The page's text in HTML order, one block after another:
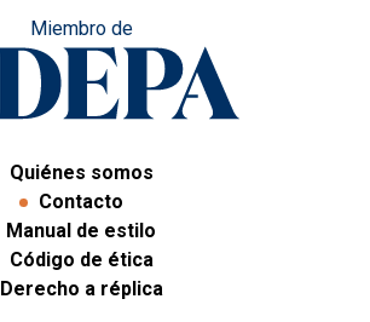
Miembro de
Quiénes somos
Contacto
Manual de estilo
Código de ética
Derecho a réplica